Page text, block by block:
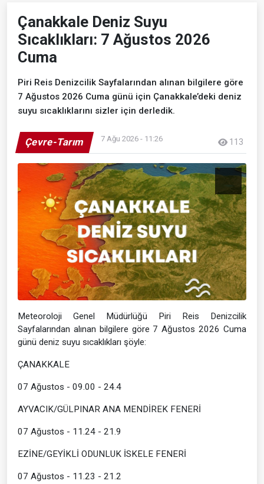
Çanakkale Deniz Suyu
Sıcaklıkları: 7 Ağustos 2026
Cuma
Piri Reis Denizcilik Sayfalarından alınan bilgilere göre
7 Ağustos 2026 Cuma günü için Çanakkale’deki deniz
suyu sıcaklıklarını sizler için derledik.
Çevre-Tarım 7 Ağu 2026 - 11:26 113
Meteoroloji Genel Müdürlüğü Piri Reis Denizcilik
Sayfalarından alınan bilgilere göre 7 Ağustos 2026 Cuma
günü deniz suyu sıcaklıkları şöyle:
ÇANAKKALE
07 Ağustos - 09.00 - 24.4
AYVACIK/GÜLPINAR ANA MENDİREK FENERİ
07 Ağustos - 11.24 - 21.9
EZİNE/GEYİKLİ ODUNLUK İSKELE FENERİ
07 Ağustos - 11.23 - 21.2